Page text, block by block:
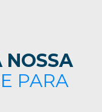
NOSSA
PARA